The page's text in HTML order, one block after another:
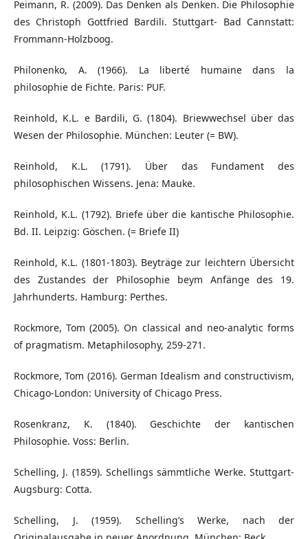
Peimann, R. (2009). Das Denken als Denken. Die Philosophie
des Christoph Gottfried Bardili. Stuttgart- Bad Cannstatt:
Frommann-Holzboog.
Philonenko, A. (1966). La liberté humaine dans la
philosophie de Fichte. Paris: PUF.
Reinhold, K.L. e Bardili, G. (1804). Briewwechsel über das
Wesen der Philosophie. München: Leuter (= BW).
Reinhold, K.L. (1791). Über das Fundament des
philosophischen Wissens. Jena: Mauke.
Reinhold, K.L. (1792). Briefe über die kantische Philosophie.
Bd. II. Leipzig: Göschen. (= Briefe II)
Reinhold, K.L. (1801-1803). Beyträge zur leichtern Übersicht
des Zustandes der Philosophie beym Anfänge des 19.
Jahrhunderts. Hamburg: Perthes.
Rockmore, Tom (2005). On classical and neo-analytic forms
of pragmatism. Metaphilosophy, 259-271.
Rockmore, Tom (2016). German Idealism and constructivism,
Chicago-London: University of Chicago Press.
Rosenkranz, K. (1840). Geschichte der kantischen
Philosophie. Voss: Berlin.
Schelling, J. (1859). Schellings sämmtliche Werke. Stuttgart-
Augsburg: Cotta.
Schelling, J. (1959). Schelling’s Werke, nach der